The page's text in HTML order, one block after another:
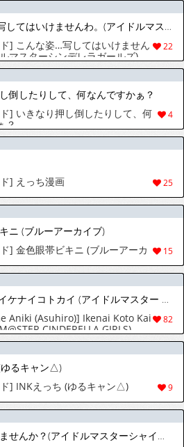
[ギシュレッド] こんな姿…写してはいけませんわ。(アイドルマスターシンデレラガールズ)
22
] こんな姿…写してはいけません
マスターシンデレラガールズ)
倒したりして、何なんですかぁ？
4
] いきなり押し倒したりして、何
？
25
] えっち漫画
ニ (ブルーアーカイブ)
15
] 金色眼帯ビキニ (ブルーアーカ
[ハンサム兄貴 (アスヒロ)] イケナイコトカイ (アイドルマスター シンデレラガールズ) [DL版]
82
Aniki (Asuhiro)] Ikenai Koto Kai
CINDERELLA GIRLS)
ゆるキャン△)
9
] INKえっち (ゆるキャン△)
[ギシュレッド] 一緒に入りませんか？(アイドルマスターシャイニーカラーズ)